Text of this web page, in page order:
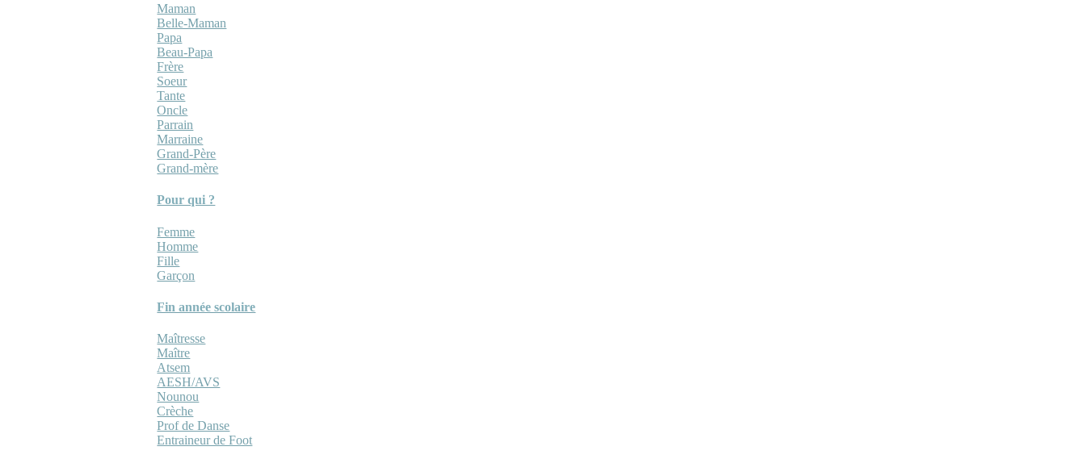
Maman
Belle-Maman
Papa
Beau-Papa
Frère
Soeur
Tante
Oncle
Parrain
Marraine
Grand-Père
Grand-mère
Pour qui ?
Femme
Homme
Fille
Garçon
Fin année scolaire
Maîtresse
Maître
Atsem
AESH/AVS
Nounou
Crèche
Prof de Danse
Entraineur de Foot